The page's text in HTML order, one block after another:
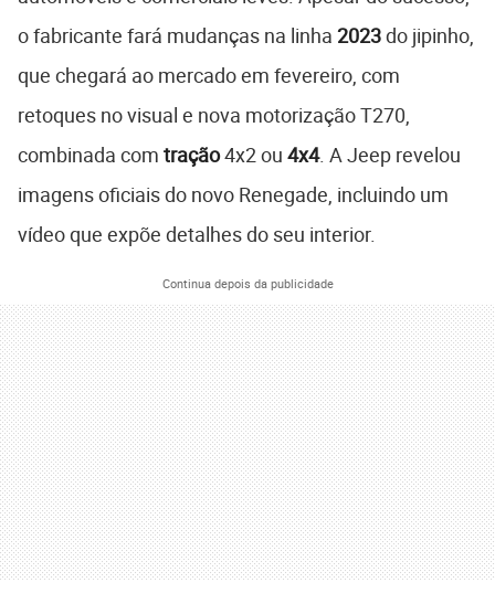
o fabricante fará mudanças na linha 2023do jipinho,
que chegará ao mercado em fevereiro, com
retoques no visual e nova motorização T270,
combinada com tração4x2 ou 4x4. A Jeep revelou
imagens oficiais do novo Renegade, incluindo um
vídeo que expõe detalhes do seu interior.
Continua depois da publicidade